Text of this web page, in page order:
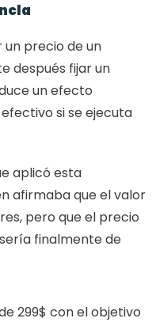
un precio de un
después fijar un
un efecto
si se ejecuta
aplicó esta
afirmaba que el valor
pero que el precio
finalmente de
299$ con el objetivo